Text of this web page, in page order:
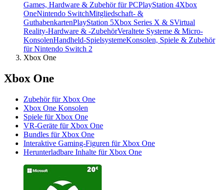
Games, Hardware & Zubehör für PCPlayStation 4Xbox
OneNintendo SwitchMitgliedschaft- &
GuthabenkartenPlayStation 5Xbox Series X & SVirtual
Reality-Hardware & -ZubehörVeraltete Systeme & Micro-
KonsolenHandheld-SpielsystemeKonsolen, Spiele & Zubehör
für Nintendo Switch 2
Xbox One
Xbox One
Zubehör für Xbox One
Xbox One Konsolen
Spiele für Xbox One
VR-Geräte für Xbox One
Bundles für Xbox One
Interaktive Gaming-Figuren für Xbox One
Herunterladbare Inhalte für Xbox One